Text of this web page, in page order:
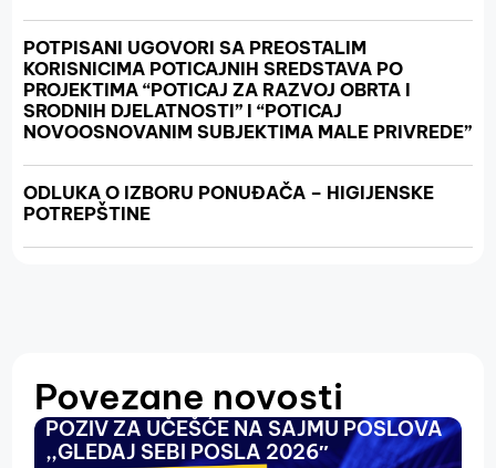
POTPISANI UGOVORI SA PREOSTALIM
KORISNICIMA POTICAJNIH SREDSTAVA PO
PROJEKTIMA “POTICAJ ZA RAZVOJ OBRTA I
SRODNIH DJELATNOSTI” I “POTICAJ
NOVOOSNOVANIM SUBJEKTIMA MALE PRIVREDE”
ODLUKA O IZBORU PONUĐAČA – HIGIJENSKE
POTREPŠTINE
Povezane novosti
POZIV ZA UČEŠĆE NA SAJMU POSLOVA
,,GLEDAJ SEBI POSLA 2026″